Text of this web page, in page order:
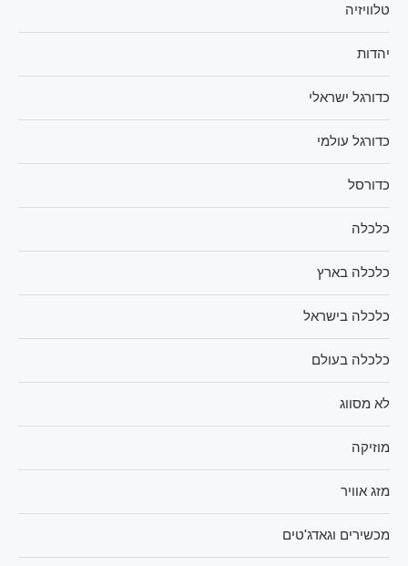
טלוויזיה
יהדות
כדורגל ישראלי
כדורגל עולמי
כדורסל
כלכלה
כלכלה בארץ
כלכלה בישראל
כלכלה בעולם
לא מסווג
מוזיקה
מזג אוויר
מכשירים וגאדג'טים